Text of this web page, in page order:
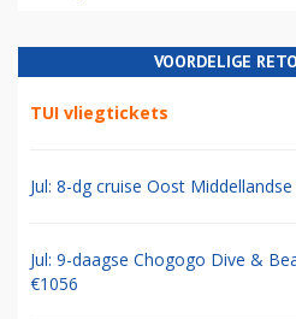
VOORDELIGE
TUI vliegtickets
Jul: 8-dg cruise Oost
Jul: 9-daagse Chogogo Dive &
€1056